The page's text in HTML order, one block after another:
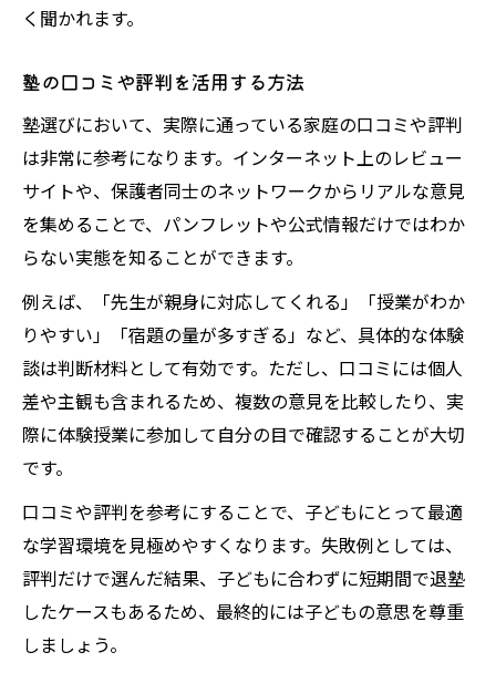
く聞かれます。
塾の口コミや評判を活用する方法
塾選びにおいて、実際に通っている家庭の口コミや評判
は非常に参考になります。インターネット上のレビュー
サイトや、保護者同士のネットワークからリアルな意見
を集めることで、パンフレットや公式情報だけではわか
らない実態を知ることができます。
例えば、「先生が親身に対応してくれる」「授業がわか
りやすい」「宿題の量が多すぎる」など、具体的な体験
談は判断材料として有効です。ただし、口コミには個人
差や主観も含まれるため、複数の意見を比較したり、実
際に体験授業に参加して自分の目で確認することが大切
です。
口コミや評判を参考にすることで、子どもにとって最適
な学習環境を見極めやすくなります。失敗例としては、
評判だけで選んだ結果、子どもに合わずに短期間で退塾
したケースもあるため、最終的には子どもの意思を尊重
しましょう。